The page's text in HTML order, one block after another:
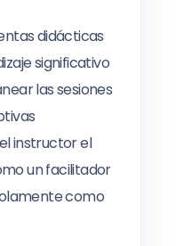
didácticas
significativo
las sesiones
instructor el
un facilitador
como